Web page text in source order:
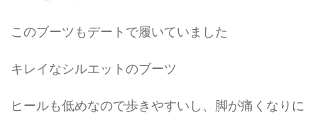
このブーツもデートで履いていました
キレイなシルエットのブーツ
ヒールも低めなので歩きやすいし、脚が痛くなりに